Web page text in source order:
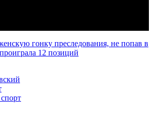
гонку преследования, не попав в
12 позиций